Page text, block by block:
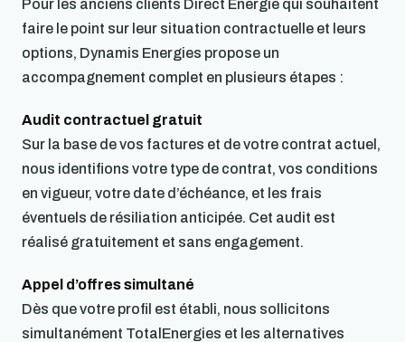
Pour les anciens clients Direct Energie qui souhaitent
faire le point sur leur situation contractuelle et leurs
options, Dynamis Energies propose un
accompagnement complet en plusieurs étapes :
Audit contractuel gratuit
Sur la base de vos factures et de votre contrat actuel,
nous identifions votre type de contrat, vos conditions
en vigueur, votre date d’échéance, et les frais
éventuels de résiliation anticipée. Cet audit est
réalisé gratuitement et sans engagement.
Appel d’offres simultané
Dès que votre profil est établi, nous sollicitons
simultanément TotalEnergies et les alternatives